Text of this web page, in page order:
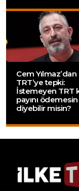
Cem Yılmaz’dan
TRT’ye tepki:
İstemeyen TRT
payını ödemesin
diyebilir misin?